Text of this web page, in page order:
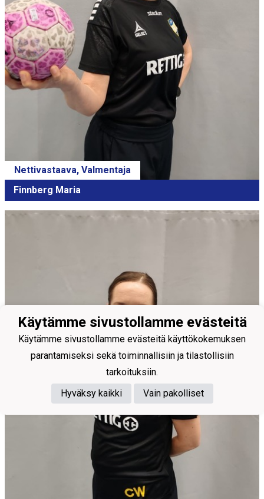
Nettivastaava, Valmentaja
Finnberg Maria
Käytämme sivustollamme evästeitä
Käytämme sivustollamme evästeitä käyttökokemuksen
parantamiseksi sekä toiminnallisiin ja tilastollisiin
tarkoituksiin.
Hyväksy kaikki
Vain pakolliset